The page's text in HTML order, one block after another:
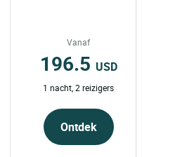
Vanaf
196.5 USD
1 nacht, 2 reizigers
Ontdek